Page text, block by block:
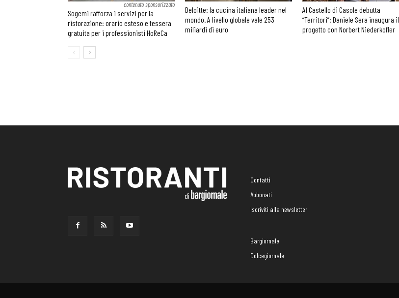
contenuto sponsorizzato
Sogemi rafforza i servizi per la
ristorazione: orario esteso e tessera
gratuita per i professionisti HoReCa
Deloitte: la cucina italiana leader nel
mondo. A livello globale vale 253
miliardi di euro
Al Castello di Casole debutta
“Territori”: Daniele Sera inaugura il
progetto con Norbert Niederkofler
Contatti
Abbonati
Iscriviti alla newsletter
Bargiornale
Dolcegiornale